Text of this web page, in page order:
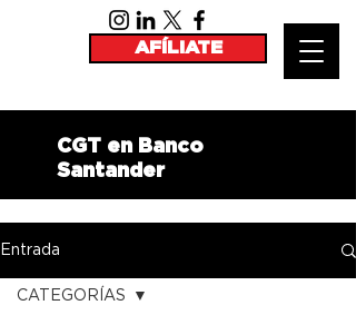
CGT en Banco
Santander
AFÍLIATE
Entrada
CATEGORÍAS